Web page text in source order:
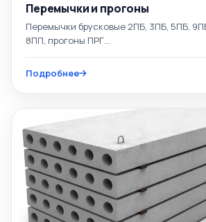
Перемычки и прогоны
Перемычки брусковые 2ПБ, 3ПБ, 5ПБ,
8ПП, прогоны ПРГ...
Подробнее